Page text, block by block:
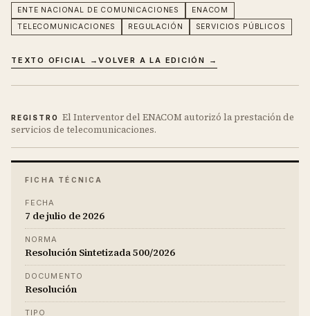
ENTE NACIONAL DE COMUNICACIONES
ENACOM
TELECOMUNICACIONES
REGULACIÓN SERVICIOS PÚBLICOS
TEXTO OFICIAL →VOLVER A LA EDICIÓN →
REGISTRO
El Interventor del ENACOM autorizó la prestación de
servicios de telecomunicaciones.
FICHA TÉCNICA
FECHA
7 de julio de 2026
NORMA
Resolución Sintetizada 500/2026
DOCUMENTO
Resolución
TIPO